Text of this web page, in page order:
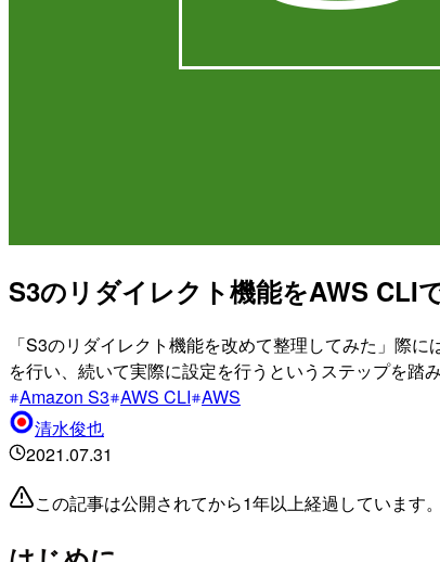
S3のリダイレクト機能をAWS CLI
「S3のリダイレクト機能を改めて整理してみた」際
を行い、続いて実際に設定を行うというステップを踏み
Amazon S3 AWS CLI AWS
清水俊也
2021.07.31
この記事は公開されてから1年以上経過しています